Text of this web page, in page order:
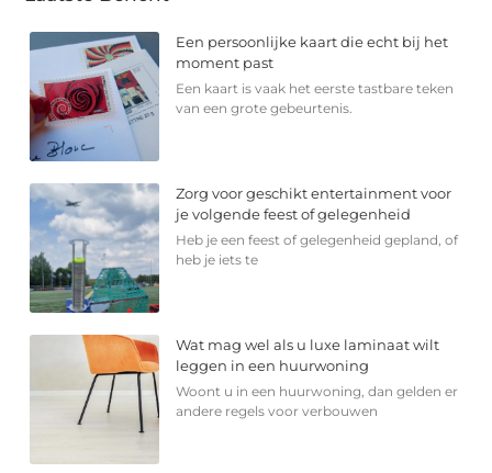
Een persoonlijke kaart die echt bij het
moment past
Een kaart is vaak het eerste tastbare teken
van een grote gebeurtenis.
Zorg voor geschikt entertainment voor
je volgende feest of gelegenheid
Heb je een feest of gelegenheid gepland, of
heb je iets te
Wat mag wel als u luxe laminaat wilt
leggen in een huurwoning
Woont u in een huurwoning, dan gelden er
andere regels voor verbouwen